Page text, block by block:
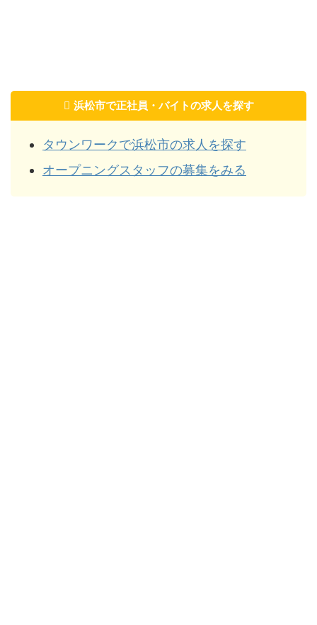
浜松市で正社員・バイトの求人を探す
タウンワークで浜松市の求人を探す
オープニングスタッフの募集をみる